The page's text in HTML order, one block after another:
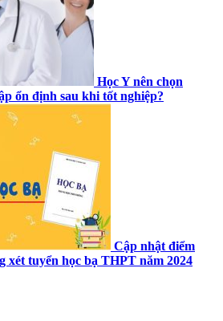
Học Y nên chọn
ổn định sau khi tốt nghiệp?
Cập nhật điểm
xét tuyển học bạ THPT năm 2024